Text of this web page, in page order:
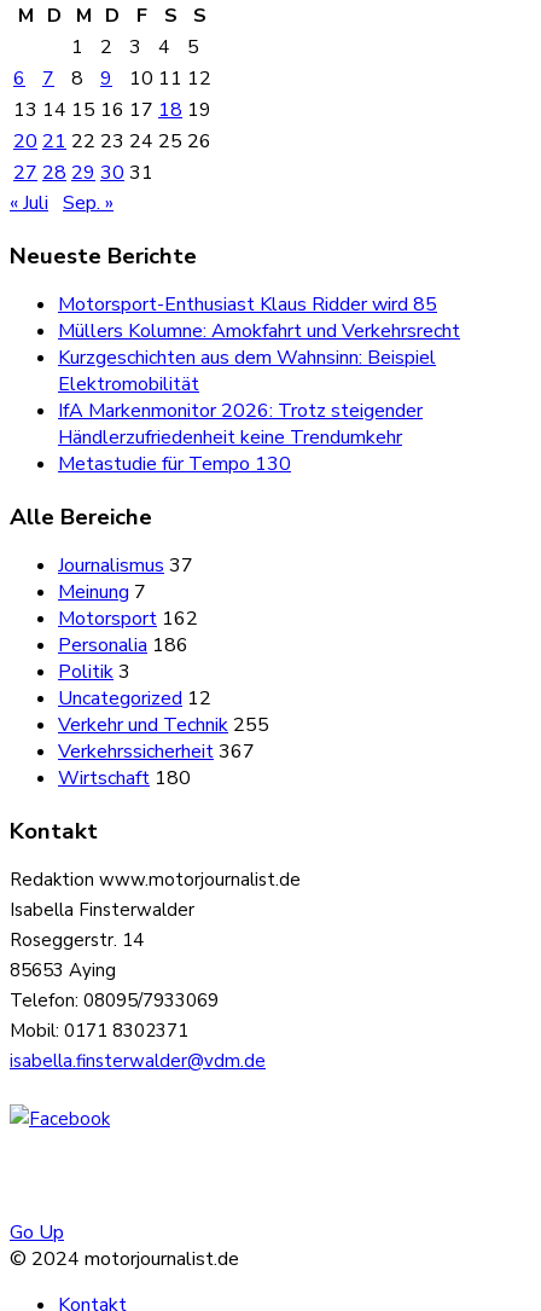
M D M D F S
S
1
2 3 4
5
6
7 8 9 10 11 12
13 14 15 16 17 18 19
20 21 22 23 24 25 26
27 28 29 30 31
« Juli Sep. »
Neueste Berichte
Motorsport-Enthusiast Klaus Ridder wird 85
Müllers Kolumne: Amokfahrt und Verkehrsrecht
Kurzgeschichten aus dem Wahnsinn: Beispiel
Elektromobilität
IfA Markenmonitor 2026: Trotz steigender
Händlerzufriedenheit keine Trendumkehr
Metastudie für Tempo 130
Alle Bereiche
Journalismus 37
Meinung 7
Motorsport 162
Personalia 186
Politik3
Uncategorized 12
Verkehr und Technik 255
Verkehrssicherheit367
Wirtschaft 180
Kontakt
Redaktion www.motorjournalist.de
Isabella Finsterwalder
Roseggerstr. 14
85653 Aying
Telefon: 08095/7933069
Mobil: 0171 8302371
isabella.finsterwalder@vdm.de
Go Up
© 2024 motorjournalist.de
Kontakt